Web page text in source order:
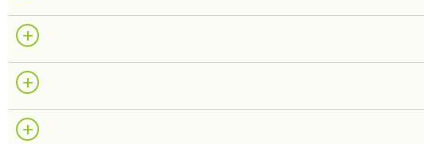
+
+
+